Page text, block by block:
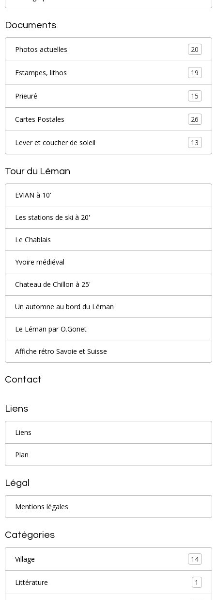
Documents
Photos actuelles 20
Estampes, lithos 19
Prieuré 15
Cartes Postales 26
Lever et coucher de soleil 13
Tour du Léman
EVIAN à 10'
Les stations de ski à 20'
Le Chablais
Yvoire médiéval
Chateau de Chillon à 25'
Un automne au bord du Léman
Le Léman par O.Gonet
Affiche rétro Savoie et Suisse
Contact
Liens
Liens
Plan
Légal
Mentions légales
Catégories
Village 14
Littérature 1